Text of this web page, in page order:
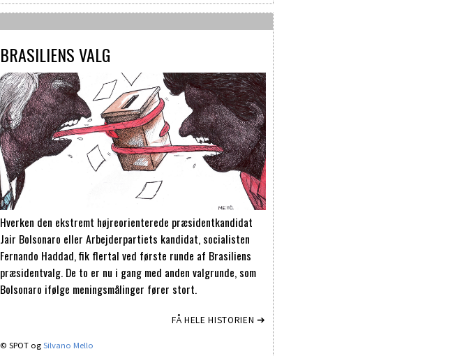
BRASILIENS VALG
Hverken den ekstremt højreorienterede præsidentkandidat
Jair Bolsonaro eller Arbejderpartiets kandidat, socialisten
Fernando Haddad, fik flertal ved første runde af Brasiliens
præsidentvalg. De to er nu i gang med anden valgrunde, som
Bolsonaro ifølge meningsmålinger fører stort.
FÅ HELE HISTORIEN ➔
© SPOT ogSilvano Mello